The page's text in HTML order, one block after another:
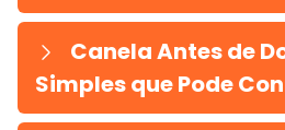
Canela Antes de
Simples que Pode